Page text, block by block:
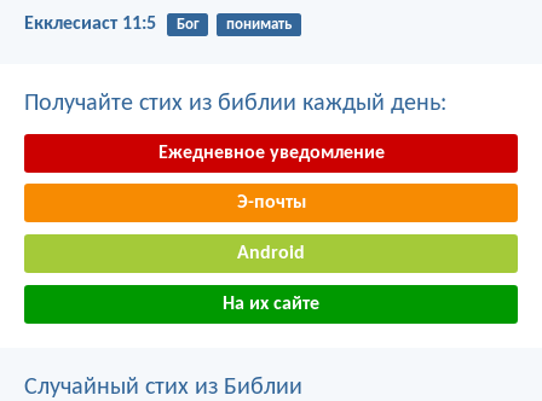
Екклесиаст 11:5 Бог понимать
Получайте стих из библии каждый день:
Ежедневное уведомление
Э-почты
Android
На их сайте
Случайный стих из Библии